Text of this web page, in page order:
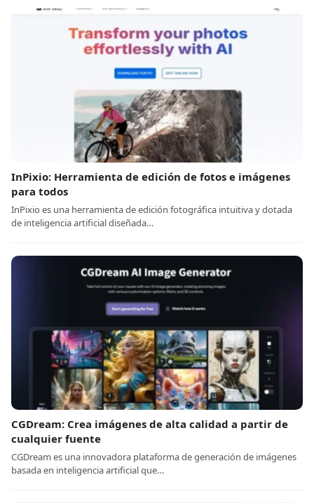
InPixio: Herramienta de edición de fotos e imágenes
para todos
InPixio es una herramienta de edición fotográfica intuitiva y dotada
de inteligencia artificial diseñada…
CGDream: Crea imágenes de alta calidad a partir de
cualquier fuente
CGDream es una innovadora plataforma de generación de imágenes
basada en inteligencia artificial que…